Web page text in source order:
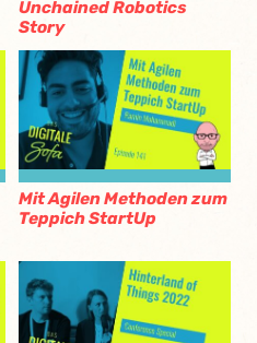
Unchained Robotics
Story
Mit Agilen Methoden zum
Teppich StartUp